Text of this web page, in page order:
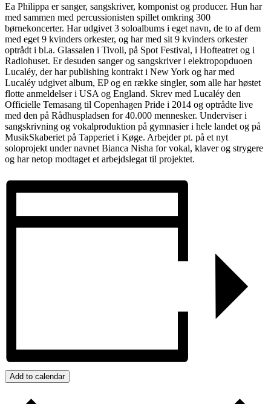
Ea Philippa er sanger, sangskriver, komponist og producer. Hun har
med sammen med percussionisten spillet omkring 300
børnekoncerter. Har udgivet 3 soloalbums i eget navn, de to af dem
med eget 9 kvinders orkester, og har med sit 9 kvinders orkester
optrådt i bl.a. Glassalen i Tivoli, på Spot Festival, i Hofteatret og i
Radiohuset. Er desuden sanger og sangskriver i elektropopduoen
Lucaléy, der har publishing kontrakt i New York og har med
Lucaléy udgivet album, EP og en række singler, som alle har høstet
flotte anmeldelser i USA og England. Skrev med Lucaléy den
Officielle Temasang til Copenhagen Pride i 2014 og optrådte live
med den på Rådhuspladsen for 40.000 mennesker. Underviser i
sangskrivning og vokalproduktion på gymnasier i hele landet og på
MusikSkaberiet på Tapperiet i Køge. Arbejder pt. på et nyt
soloprojekt under navnet Bianca Nisha for vokal, klaver og strygere
og har netop modtaget et arbejdslegat til projektet.
Add to calendar